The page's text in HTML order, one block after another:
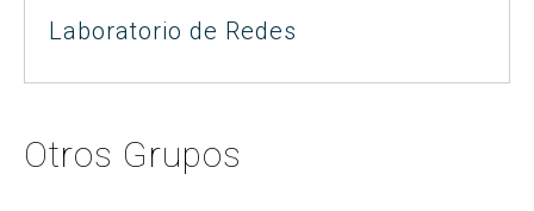
Laboratorio de Redes
Otros Grupos